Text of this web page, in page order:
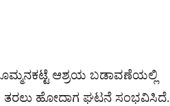
ಆಶ್ರಯ‌ ಬಡಾವಣೆಯಲ್ಲಿ
ತರಲು ಹೋದಾಗ ಘಟನೆ ಸಂಭವಿಸಿದೆ.